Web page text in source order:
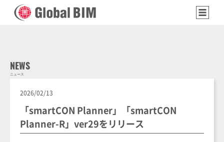
NEWS
ニュース
2026/02/13
「smartCON Planner」「smartCON
Planner-R」ver29をリリース